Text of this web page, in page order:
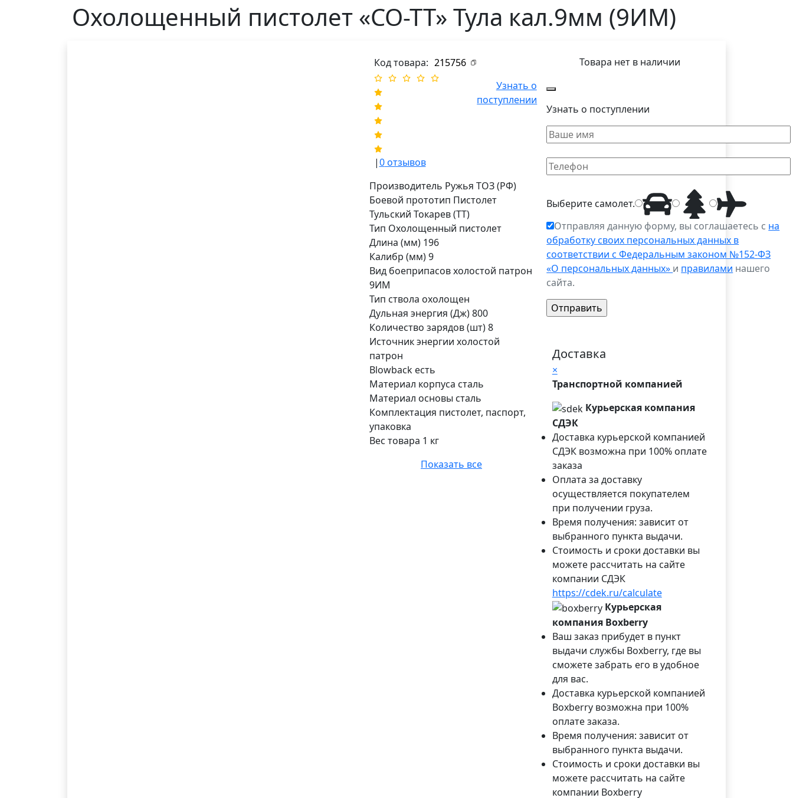
Охолощенный пистолет «СО-ТТ» Тула кал.9мм (9ИМ)
Код товара: 215756
|0отзывов
Производитель Ружья ТОЗ (РФ)
Боевой прототип Пистолет
Тульский Токарев (ТТ)
Тип Охолощенный пистолет
Длина (мм) 196
Калибр (мм) 9
Вид боеприпасов холостой патрон
9ИМ
Тип ствола охолощен
Дульная энергия (Дж) 800
Количество зарядов (шт) 8
Источник энергии холостой
патрон
Blowback есть
Материал корпуса сталь
Материал основы сталь
Комплектация пистолет, паспорт,
упаковка
Вес товара 1 кг
Показать все
Товара нет в наличии
Узнать о
поступлении
Узнать о поступлении
Выберите самолет.
Отправляя данную форму, вы соглашаетесь с на
обработку своих персональных данных в
соответствии с Федеральным законом №152-ФЗ
«О персональных данных» и правилами нашего
сайта.
Доставка
×
Транспортной компанией
Курьерская компания
СДЭК
Доставка курьерской компанией
СДЭК возможна при 100% оплате
заказа
Оплата за доставку
осуществляется покупателем
при получении груза.
Время получения: зависит от
выбранного пункта выдачи.
Стоимость и сроки доставки вы
можете рассчитать на сайте
компании СДЭК
https://cdek.ru/calculate
Курьерская
компания Boxberry
Ваш заказ прибудет в пункт
выдачи службы Boxberry, где вы
сможете забрать его в удобное
для вас.
Доставка курьерской компанией
Boxberry возможна при 100%
оплате заказа.
Время получения: зависит от
выбранного пункта выдачи.
Стоимость и сроки доставки вы
можете рассчитать на сайте
компании Boxberry